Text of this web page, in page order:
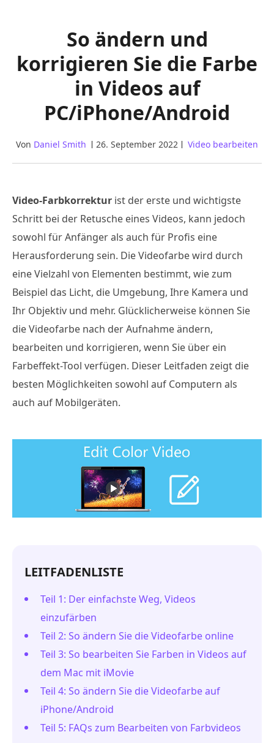
So ändern und
korrigieren Sie die Farbe
in Videos auf
PC/iPhone/Android
Von Daniel Smith 26. September 2022 Video bearbeiten
Video-Farbkorrektur ist der erste und wichtigste
Schritt bei der Retusche eines Videos, kann jedoch
sowohl für Anfänger als auch für Profis eine
Herausforderung sein. Die Videofarbe wird durch
eine Vielzahl von Elementen bestimmt, wie zum
Beispiel das Licht, die Umgebung, Ihre Kamera und
Ihr Objektiv und mehr. Glücklicherweise können Sie
die Videofarbe nach der Aufnahme ändern,
bearbeiten und korrigieren, wenn Sie über ein
Farbeffekt-Tool verfügen. Dieser Leitfaden zeigt die
besten Möglichkeiten sowohl auf Computern als
auch auf Mobilgeräten.
LEITFADENLISTE
Teil 1: Der einfachste Weg, Videos
einzufärben
Teil 2: So ändern Sie die Videofarbe online
Teil 3: So bearbeiten Sie Farben in Videos auf
dem Mac mit iMovie
Teil 4: So ändern Sie die Videofarbe auf
iPhone/Android
Teil 5: FAQs zum Bearbeiten von Farbvideos